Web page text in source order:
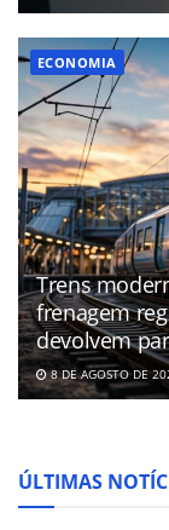
ECONOMIA
Trens
frenagem
devolvem
8 DE AGOSTO DE
ÚLTIMAS